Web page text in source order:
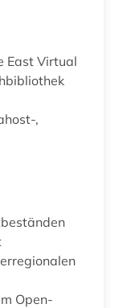
East Virtual
,
Open-